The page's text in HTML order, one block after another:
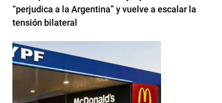
“perjudica a la Argentina” y vuelve a escalar la
tensión bilateral